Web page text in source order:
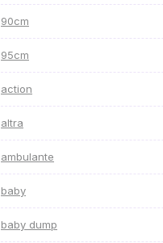
90cm
95cm
action
altra
ambulante
baby
baby dump